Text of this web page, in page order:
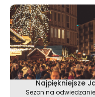
Najpiękniejsze
Sezon na